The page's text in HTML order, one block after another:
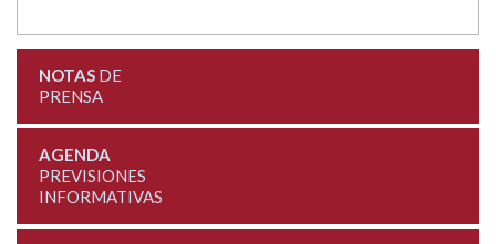
NOTASDE
PRENSA
AGENDA
PREVISIONES
INFORMATIVAS